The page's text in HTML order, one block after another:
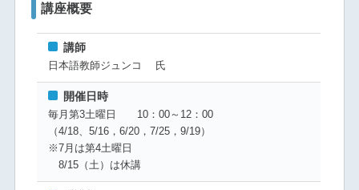
講座概要
講師
日本語教師ジュンコ 氏
開催日時
毎月第3土曜日 10：00～12：00
（4/18、5/16，6/20，7/25，9/19）
※7月は第4土曜日
8/15（土）は休講